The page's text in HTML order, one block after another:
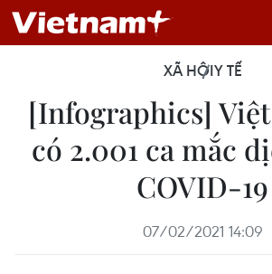
XÃ HỘIY TẾ
[Infographics]
có 2.001 ca mắc
COVID-19
07/02/2021 14:09